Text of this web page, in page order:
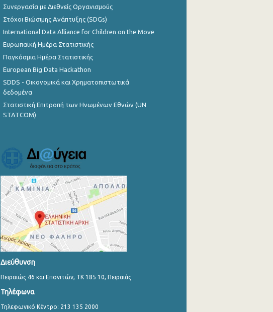
Συνεργασία με Διεθνείς Οργανισμούς
Στόχοι Βιώσιμης Ανάπτυξης (SDGs)
International Data Alliance for Children on the Move
Ευρωπαϊκή Ημέρα Στατιστικής
Παγκόσμια Ημέρα Στατιστικής
European Big Data Hackathon
SDDS - Οικονομικά και Χρηματοπιστωτικά
δεδομένα
Στατιστική Επιτροπή των Ηνωμένων Εθνών (UN
STATCOM)
Διεύθυνση
Πειραιώς 46 και Επονιτών, ΤΚ 185 10, Πειραιάς
Τηλέφωνα
Τηλεφωνικό Κέντρο: 213 135 2000